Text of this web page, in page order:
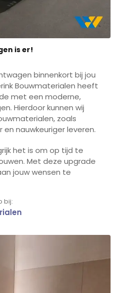
is er!
binnenkort bij jou
Bouwmaterialen heeft
met een moderne,
Hierdoor kunnen wij
zoals
nauwkeuriger leveren.
het is om op tijd te
Met deze upgrade
jouw wensen te
bij: